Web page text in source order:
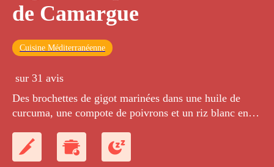
de Camargue
Cuisine Méditerranéenne
sur 31 avis
Des brochettes de gigot marinées dans une huile de
curcuma, une compote de poivrons et un riz blanc en